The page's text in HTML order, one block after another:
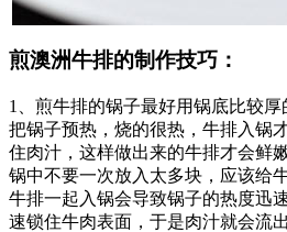
煎澳洲牛排的制作技巧：
1、煎牛排的锅子最好用锅底比较
把锅子预热，烧的很热，牛排入锅
住肉汁，这样做出来的牛排才会鲜
锅中不要一次放入太多块，应该给
牛排一起入锅会导致锅子的热度迅
速锁住牛肉表面，于是肉汁就会流